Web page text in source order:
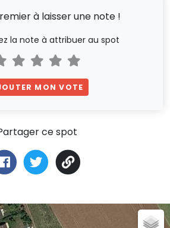
à laisser une note !
la note à attribuer au spot
MON VOTE
ce spot